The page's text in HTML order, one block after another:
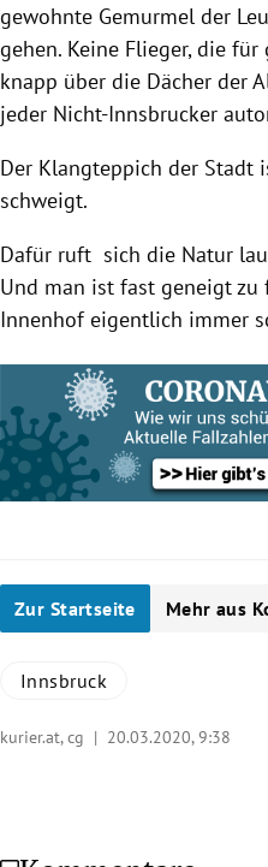
gewohnte Gemurmel der
gehen. Keine Flieger, die
knapp über die Dächer der
jeder Nicht-Innsbrucker
Der Klangteppich der Stadt
schweigt.
Dafür ruft sich die Natur
Und man ist fast geneigt zu
Innenhof eigentlich immer
Zur Startseite Mehr aus
Innsbruck
kurier.at, cg | 20.03.2020, 9:38